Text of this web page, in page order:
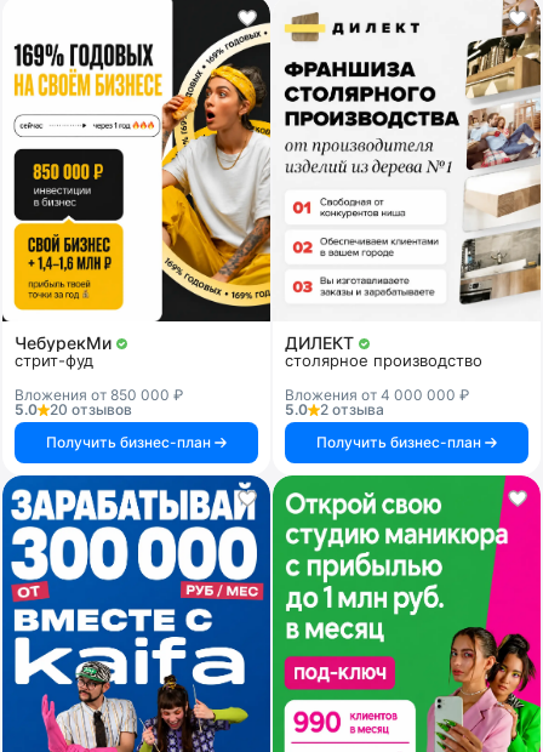
ЧебурекМи
стрит-фуд
Вложения от 850 000 ₽
5.0
20 отзывов
Получить бизнес-план
ДИЛЕКТ
столярное производство
Вложения от 4 000 000 ₽
5.0
2 отзыва
Получить бизнес-план